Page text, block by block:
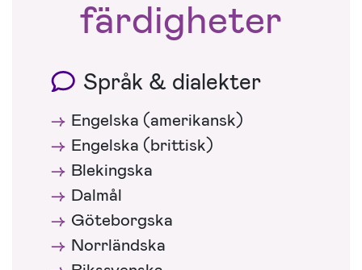
färdigheter
Språk & dialekter
Engelska (amerikansk)
Engelska (brittisk)
Blekingska
Dalmål
Göteborgska
Norrländska